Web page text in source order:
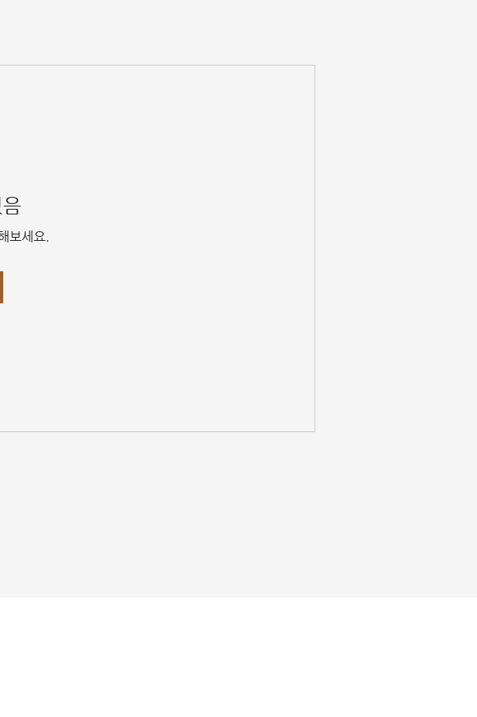
보세요.